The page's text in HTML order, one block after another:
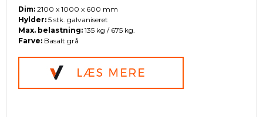
Dim: 2100 x 1000 x 600 mm
Hylder: 5 stk. galvaniseret
Max. belastning: 135 kg / 675 kg.
Farve: Basalt grå